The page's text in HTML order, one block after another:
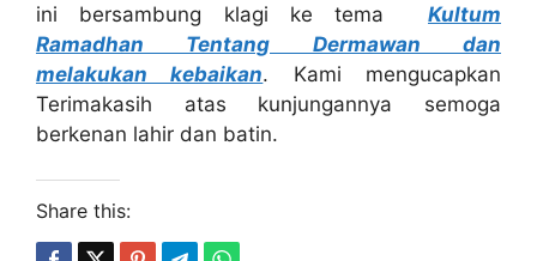
ini bersambung klagi ke tema Kultum
Ramadhan Tentang Dermawan dan
melakukan kebaikan. Kami mengucapkan
Terimakasih atas kunjungannya semoga
berkenan lahir dan batin.
Share this: